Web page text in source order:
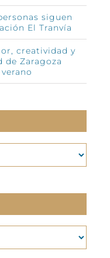
siguen
El Tranvía
creatividad y
de Zaragoza